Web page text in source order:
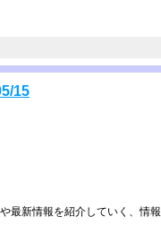
15
最新情報­­を紹介していく、情報